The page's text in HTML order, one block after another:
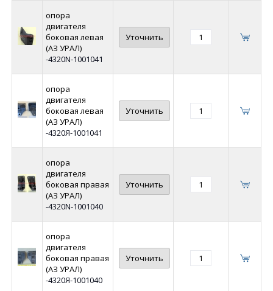
опора
двигателя
боковая левая
(АЗ УРАЛ)
-4320N-1001041
Уточнить
опора
двигателя
боковая левая
(АЗ УРАЛ)
-4320Я-1001041
Уточнить
опора
двигателя
боковая правая
(АЗ УРАЛ)
-4320N-1001040
Уточнить
опора
двигателя
боковая правая
(АЗ УРАЛ)
-4320Я-1001040
Уточнить